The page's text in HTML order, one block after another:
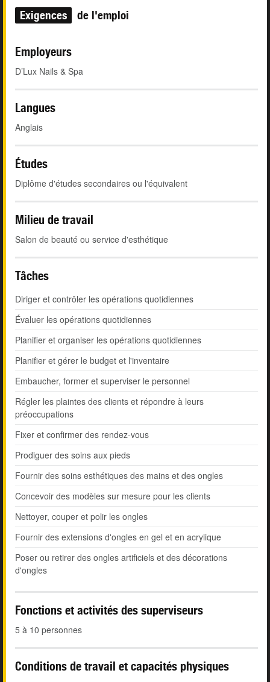
Exigences de l'emploi
Employeurs
D’Lux Nails & Spa
Langues
Anglais
Études
Diplôme d'études secondaires ou l'équivalent
Milieu de travail
Salon de beauté ou service d'esthétique
Tâches
Diriger et contrôler les opérations quotidiennes
Évaluer les opérations quotidiennes
Planifier et organiser les opérations quotidiennes
Planifier et gérer le budget et l'inventaire
Embaucher, former et superviser le personnel
Régler les plaintes des clients et répondre à leurs
préoccupations
Fixer et confirmer des rendez-vous
Prodiguer des soins aux pieds
Fournir des soins esthétiques des mains et des ongles
Concevoir des modèles sur mesure pour les clients
Nettoyer, couper et polir les ongles
Fournir des extensions d'ongles en gel et en acrylique
Poser ou retirer des ongles artificiels et des décorations
d'ongles
Fonctions et activités des superviseurs
5 à 10 personnes
Conditions de travail et capacités physiques